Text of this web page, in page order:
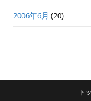
2006年6月 (20)
ト